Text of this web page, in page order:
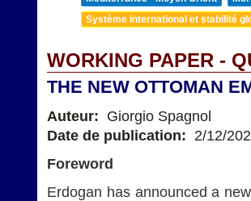
Système international et stabilité
WORKING PAPER -
THE NEW OTTOMAN
Auteur: Giorgio Spagnol
Date de publication: 2/12/
Foreword
Erdogan has announced a